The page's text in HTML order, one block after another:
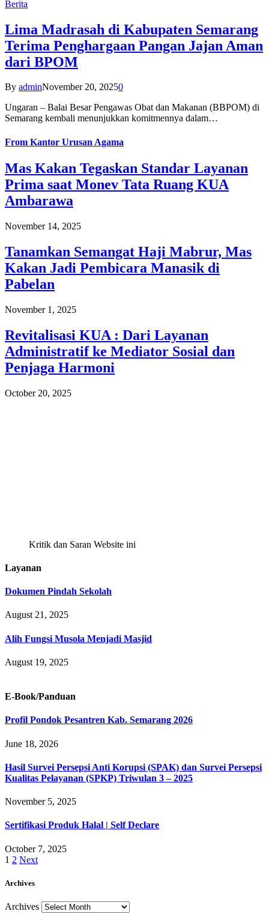
Berita
Lima Madrasah di Kabupaten Semarang
Terima Penghargaan Pangan Jajan Aman
dari BPOM
By adminNovember 20, 20250
Ungaran – Balai Besar Pengawas Obat dan Makanan (BBPOM) di
Semarang kembali menunjukkan komitmennya dalam…
From Kantor Urusan Agama
Mas Kakan Tegaskan Standar Layanan
Prima saat Monev Tata Ruang KUA
Ambarawa
November 14, 2025
Tanamkan Semangat Haji Mabrur, Mas
Kakan Jadi Pembicara Manasik di
Pabelan
November 1, 2025
Revitalisasi KUA : Dari Layanan
Administratif ke Mediator Sosial dan
Penjaga Harmoni
October 20, 2025
Kritik dan Saran Website ini
Layanan
Dokumen Pindah Sekolah
August 21, 2025
Alih Fungsi Musola Menjadi Masjid
August 19, 2025
E-Book/Panduan
Profil Pondok Pesantren Kab. Semarang 2026
June 18, 2026
Hasil Survei Persepsi Anti Korupsi (SPAK) dan Survei Persepsi
Kualitas Pelayanan (SPKP) Triwulan 3 – 2025
November 5, 2025
Sertifikasi Produk Halal | Self Declare
October 7, 2025
1 2 Next
Archives
Archives